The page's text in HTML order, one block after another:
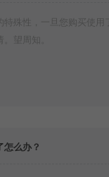
特殊性，一旦您购买使用
望周知。
怎么办？